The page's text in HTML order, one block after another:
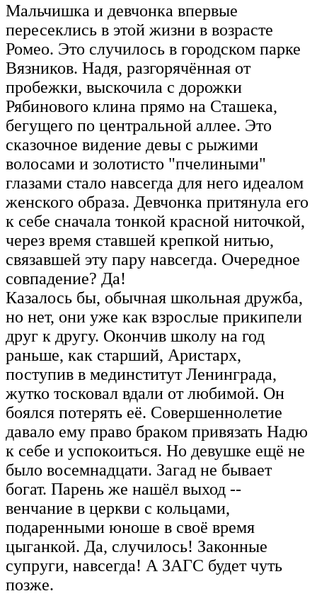
Мальчишка и девчонка впервые
пересеклись в этой жизни в возрасте
Ромео. Это случилось в городском парке
Вязников. Надя, разгорячённая от
пробежки, выскочила с дорожки
Рябинового клина прямо на Сташека,
бегущего по центральной аллее. Это
сказочное видение девы с рыжими
волосами и золотисто "пчелиными"
глазами стало навсегда для него идеалом
женского образа. Девчонка притянула его
к себе сначала тонкой красной ниточкой,
через время ставшей крепкой нитью,
связавшей эту пару навсегда. Очередное
совпадение? Да!
Казалось бы, обычная школьная дружба,
но нет, они уже как взрослые прикипели
друг к другу. Окончив школу на год
раньше, как старший, Аристарх,
поступив в мединститут Ленинграда,
жутко тосковал вдали от любимой. Он
боялся потерять её. Совершеннолетие
давало ему право браком привязать Надю
к себе и успокоиться. Но девушке ещё не
было восемнадцати. Загад не бывает
богат. Парень же нашёл выход --
венчание в церкви с кольцами,
подаренными юноше в своё время
цыганкой. Да, случилось! Законные
супруги, навсегда! А ЗАГС будет чуть
позже.